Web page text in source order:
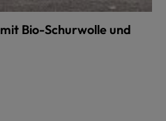
Bio-Schurwolle und